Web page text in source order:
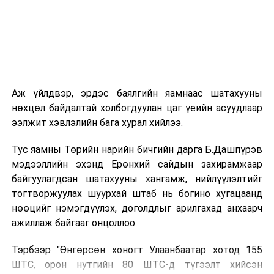
Аж үйлдвэр, эрдэс баялгийн яамнаас шатахууны
нөхцөл байдалтай холбогдуулан цаг үеийн асуудлаар
ээлжит хэвлэлийн бага хурал хийлээ.
Тус яамны Төрийн нарийн бичгийн дарга Б.Дашпүрэв
мэдээллийн эхэнд Ерөнхий сайдын захирамжаар
байгуулагдсан шатахууны хангамж, нийлүүлэлтийг
тогтворжуулах шуурхай штаб нь богино хугацаанд
нөөцийг нэмэгдүүлэх, доголдлыг арилгахад анхаарч
ажиллаж байгааг онцоллоо.
Тэрбээр "Өнгөрсөн хоногт Улаанбаатар хотод 155
ШТС, орон нутгийн 80 ШТС-д түгээлт хийсэн